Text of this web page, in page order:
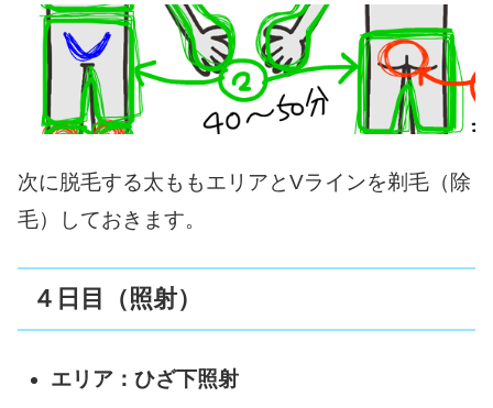
次に脱毛する太ももエリアとVラインを剃毛（除
毛）しておきます。
４日目（照射）
エリア：ひざ下照射